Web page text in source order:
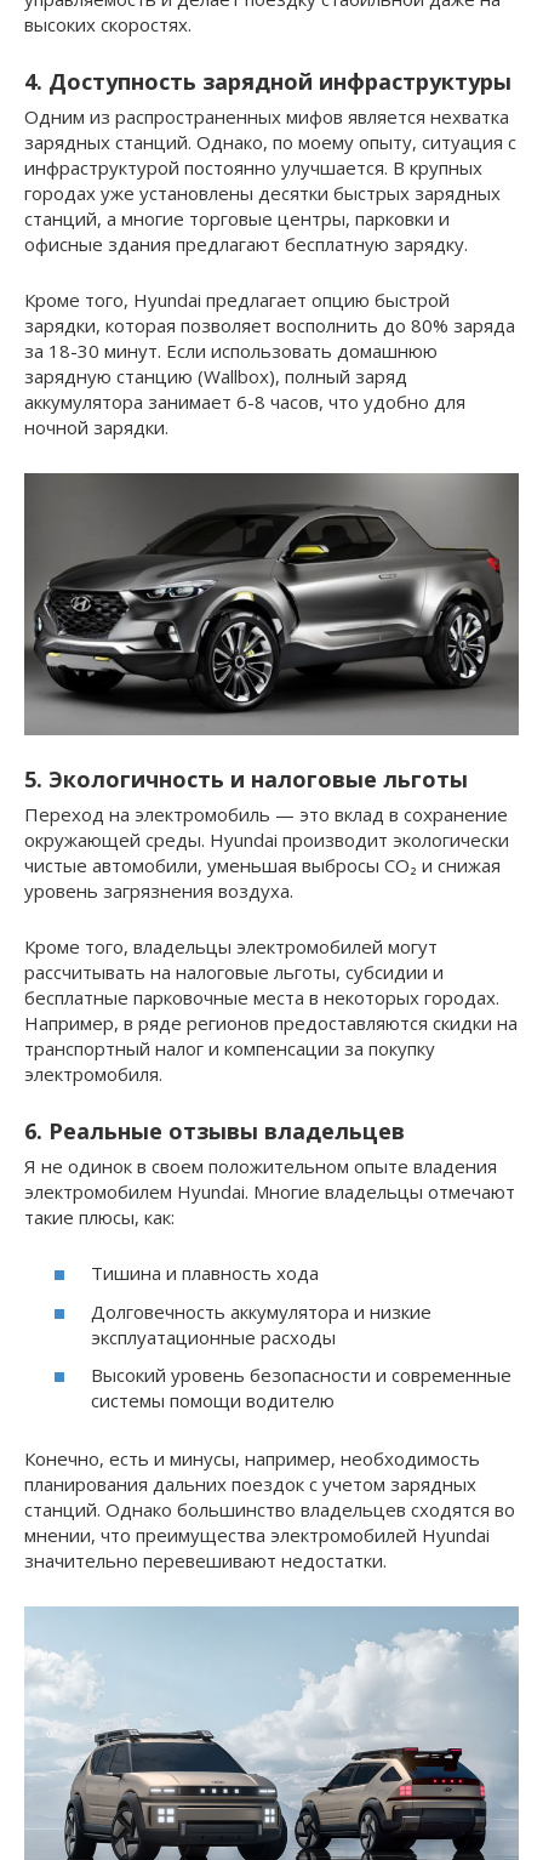
высоких скоростях.
4. Доступность зарядной инфраструктуры
Одним из распространенных мифов является нехватка
зарядных станций. Однако, по моему опыту, ситуация с
инфраструктурой постоянно улучшается. В крупных
городах уже установлены десятки быстрых зарядных
станций, а многие торговые центры, парковки и
офисные здания предлагают бесплатную зарядку.
Кроме того, Hyundai предлагает опцию быстрой
зарядки, которая позволяет восполнить до 80% заряда
за 18-30 минут. Если использовать домашнюю
зарядную станцию (Wallbox), полный заряд
аккумулятора занимает 6-8 часов, что удобно для
ночной зарядки.
5. Экологичность и налоговые льготы
Переход на электромобиль — это вклад в сохранение
окружающей среды. Hyundai производит экологически
чистые автомобили, уменьшая выбросы CO₂ и снижая
уровень загрязнения воздуха.
Кроме того, владельцы электромобилей могут
рассчитывать на налоговые льготы, субсидии и
бесплатные парковочные места в некоторых городах.
Например, в ряде регионов предоставляются скидки на
транспортный налог и компенсации за покупку
электромобиля.
6. Реальные отзывы владельцев
Я не одинок в своем положительном опыте владения
электромобилем Hyundai. Многие владельцы отмечают
такие плюсы, как:
Тишина и плавность хода
Долговечность аккумулятора и низкие
эксплуатационные расходы
Высокий уровень безопасности и современные
системы помощи водителю
Конечно, есть и минусы, например, необходимость
планирования дальних поездок с учетом зарядных
станций. Однако большинство владельцев сходятся во
мнении, что преимущества электромобилей Hyundai
значительно перевешивают недостатки.